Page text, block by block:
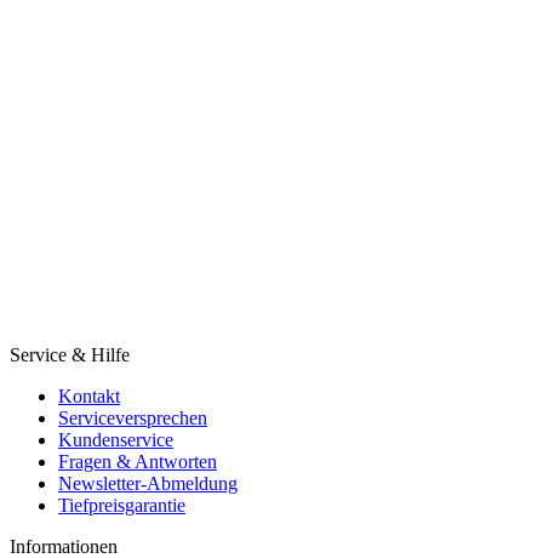
Service & Hilfe
Kontakt
Serviceversprechen
Kundenservice
Fragen & Antworten
Newsletter-Abmeldung
Tiefpreisgarantie
Informationen